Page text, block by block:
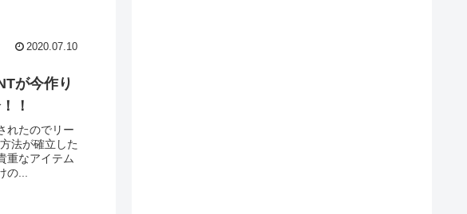
2020.07.10
が今作り
！
れたのでリー
法が確立した
重なアイテム
...